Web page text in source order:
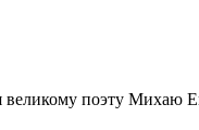
поэту Михаю